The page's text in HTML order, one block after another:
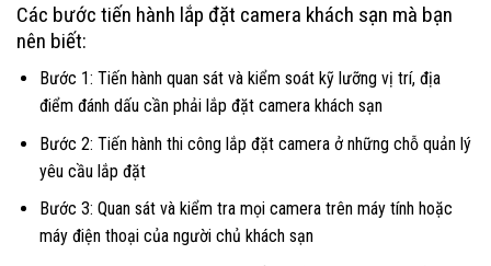
Các bước tiến hành lắp đặt camera khách sạn mà bạn
nên biết:
Bước 1: Tiến hành quan sát và kiểm soát kỹ lưỡng vị trí, địa
điểm đánh dấu cần phải lắp đặt camera khách sạn
Bước 2: Tiến hành thi công lắp đặt camera ở những chỗ quản lý
yêu cầu lắp đặt
Bước 3: Quan sát và kiểm tra mọi camera trên máy tính hoặc
máy điện thoại của người chủ khách sạn